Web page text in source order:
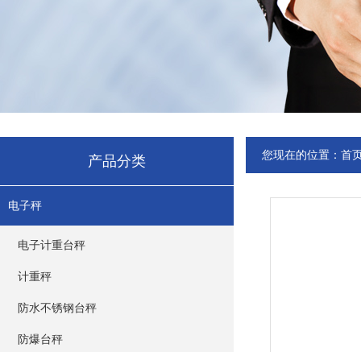
产品分类
电子秤
电子计重台秤
计重秤
防水不锈钢台秤
防爆台秤
您现在的位置： 首